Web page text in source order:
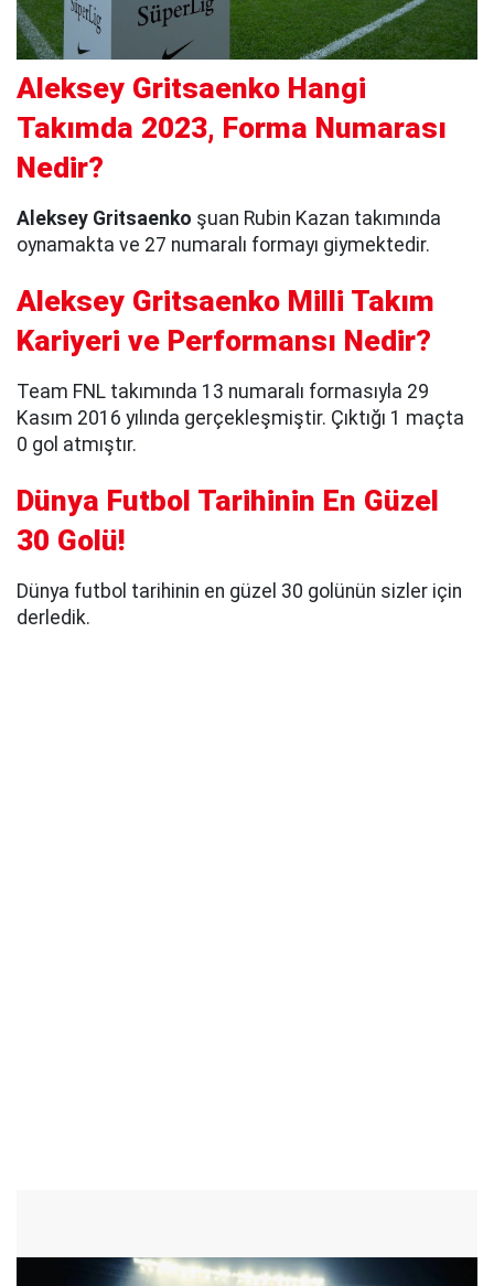
Aleksey Gritsaenko Hangi
Takımda 2023, Forma Numarası
Nedir?
Aleksey Gritsaenko şuan Rubin Kazan takımında
oynamakta ve 27 numaralı formayı giymektedir.
Aleksey Gritsaenko Milli Takım
Kariyeri ve Performansı Nedir?
Team FNL takımında 13 numaralı formasıyla 29
Kasım 2016 yılında gerçekleşmiştir. Çıktığı 1 maçta
0 gol atmıştır.
Dünya Futbol Tarihinin En Güzel
30 Golü!
Dünya futbol tarihinin en güzel 30 golünün sizler için
derledik.